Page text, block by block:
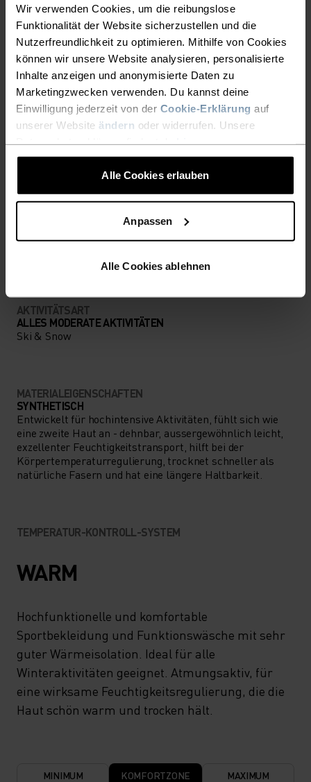
Wir verwenden Cookies, um die reibungslose
Funktionalität der Website sicherzustellen und die
Nutzerfreundlichkeit zu optimieren. Mithilfe von Cookies
können wir unsere Website analysieren, personalisierte
Inhalte anzeigen und anonymisierte Daten zu
Marketingzwecken verwenden. Du kannst deine
Einwilligung jederzeit von der Cookie-Erklärung auf
unserer Website ändern oder widerrufen. Unsere
Alle Cookies erlauben
Anpassen
Alle Cookies ablehnen
ULTIMATIVER KOMFORT,
GRENZENLOSE
FUNKTIONALITÄT.
denn du bestimmst, wie dein Tag aussieht.
AKTIVITÄTSART
ALLES MODERATE AKTIVITÄTEN
Ski & Snow
MATERIALEIGENSCHAFTEN
SYNTHETISCH
Entwickelt für hochintensive Aktivitäten, fühlt sich wie
eine zweite Haut an - dehnbar, aussergewöhnlich leicht,
exzellenter Feuchtigkeitstransport, hilft bei der
Körpertemperaturregulierung, trocknet schneller als
natürliche Fasern und hat eine längere Haltbarkeit.
TEMPERATUR-KONTROLL-SYSTEM
WARM
Hochfunktionelle und komfortable
Sportbekleidung und Funktionswäsche mit sehr
guter Wärmeisolation. Ideal für alle
Winteraktivitäten geeignet. Atmungsaktiv, für
eine wirksame Feuchtigkeitsregulierung, die die
Haut schön warm und trocken hält.
MINIMUM KOMFORTZONE MAXIMUM